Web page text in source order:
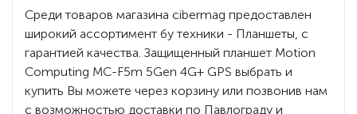
Среди товаров магазина cibermag предоставлен
широкий ассортимент бу техники - Планшеты, с
гарантией качества. Защищенный планшет Motion
Computing MC-F5m 5Gen 4G+ GPS выбрать и
купить Вы можете через корзину или позвонив нам
с возможностью доставки по Павлограду и